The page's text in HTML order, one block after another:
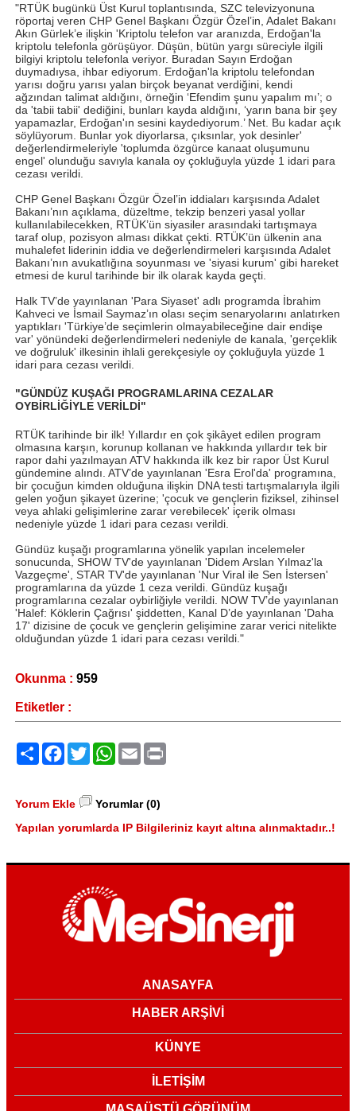
"RTÜK bugünkü Üst Kurul toplantısında, SZC televizyonuna
röportaj veren CHP Genel Başkanı Özgür Özel’in, Adalet Bakanı
Akın Gürlek’e ilişkin 'Kriptolu telefon var aranızda, Erdoğan'la
kriptolu telefonla görüşüyor. Düşün, bütün yargı süreciyle ilgili
bilgiyi kriptolu telefonla veriyor. Buradan Sayın Erdoğan
duymadıysa, ihbar ediyorum. Erdoğan'la kriptolu telefondan
yarısı doğru yarısı yalan birçok beyanat verdiğini, kendi
ağzından talimat aldığını, örneğin ‘Efendim şunu yapalım mı’; o
da 'tabii tabii' dediğini, bunları kayda aldığını, ‘yarın bana bir şey
yapamazlar, Erdoğan'ın sesini kaydediyorum.’ Net. Bu kadar açık
söylüyorum. Bunlar yok diyorlarsa, çıksınlar, yok desinler'
değerlendirmeleriyle 'toplumda özgürce kanaat oluşumunu
engel' olunduğu savıyla kanala oy çokluğuyla yüzde 1 idari para
cezası verildi.
CHP Genel Başkanı Özgür Özel’in iddiaları karşısında Adalet
Bakanı’nın açıklama, düzeltme, tekzip benzeri yasal yollar
kullanılabilecekken, RTÜK’ün siyasiler arasındaki tartışmaya
taraf olup, pozisyon alması dikkat çekti. RTÜK’ün ülkenin ana
muhalefet liderinin iddia ve değerlendirmeleri karşısında Adalet
Bakanı’nın avukatlığına soyunması ve 'siyasi kurum' gibi hareket
etmesi de kurul tarihinde bir ilk olarak kayda geçti.
Halk TV’de yayınlanan 'Para Siyaset' adlı programda İbrahim
Kahveci ve İsmail Saymaz’ın olası seçim senaryolarını anlatırken
yaptıkları 'Türkiye’de seçimlerin olmayabileceğine dair endişe
var' yönündeki değerlendirmeleri nedeniyle de kanala, 'gerçeklik
ve doğruluk' ilkesinin ihlali gerekçesiyle oy çokluğuyla yüzde 1
idari para cezası verildi.
"GÜNDÜZ KUŞAĞI PROGRAMLARINA CEZALAR
OYBİRLİĞİYLE VERİLDİ"
RTÜK tarihinde bir ilk! Yıllardır en çok şikâyet edilen program
olmasına karşın, korunup kollanan ve hakkında yıllardır tek bir
rapor dahi yazılmayan ATV hakkında ilk kez bir rapor Üst Kurul
gündemine alındı. ATV’de yayınlanan 'Esra Erol'da' programına,
bir çocuğun kimden olduğuna ilişkin DNA testi tartışmalarıyla ilgili
gelen yoğun şikayet üzerine; 'çocuk ve gençlerin fiziksel, zihinsel
veya ahlaki gelişimlerine zarar verebilecek' içerik olması
nedeniyle yüzde 1 idari para cezası verildi.
Gündüz kuşağı programlarına yönelik yapılan incelemeler
sonucunda, SHOW TV'de yayınlanan 'Didem Arslan Yılmaz'la
Vazgeçme', STAR TV'de yayınlanan 'Nur Viral ile Sen İstersen'
programlarına da yüzde 1 ceza verildi. Gündüz kuşağı
programlarına cezalar oybirliğiyle verildi. NOW TV’de yayınlanan
'Halef: Köklerin Çağrısı' şiddetten, Kanal D’de yayınlanan 'Daha
17' dizisine de çocuk ve gençlerin gelişimine zarar verici nitelikte
olduğundan yüzde 1 idari para cezası verildi."
Okunma : 959
Etiketler :
PaylaşFacebook
TwitterWhatsApp
Email
Yorum Ekle
Yorumlar (0)
Yapılan yorumlarda IP Bilgileriniz kayıt altına alınmaktadır..!
ANASAYFA
HABER ARŞİVİ
KÜNYE
İLETİŞİM